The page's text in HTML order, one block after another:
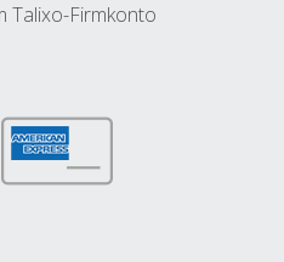
Talixo-Firmkonto